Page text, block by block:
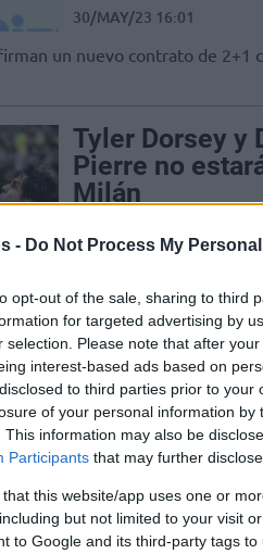
- Do Not Process My
opt-out of the sale, sharing to third
for targeted advertising by
selection. Please note that after
interest-based ads based on
to third parties prior to
of your personal information by
This information may also be
Participants that may further
that this website/app uses one or
but not limited to your visit
to Google and its third-party tags
30/MAY/23 16:01
un nuevo contrato de 2+1
Tyler Dorsey y
Pierre no
Milán
Fenerbahce, que
con Metecan Birsen en
los...
Dyshawn
mes de baja
12/MAR/23 11:24
El alero del Fenerbahce
el Barça y llegará justo
regular de...